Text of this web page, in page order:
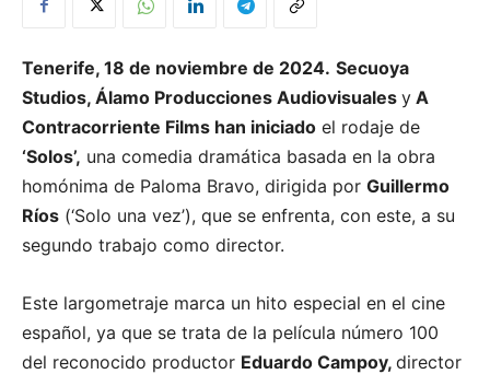
Tenerife, 18 de noviembre de 2024. Secuoya
Studios, Álamo Producciones Audiovisuales y A
Contracorriente Films han iniciado el rodaje de
‘Solos’, una comedia dramática basada en la obra
homónima de Paloma Bravo, dirigida por Guillermo
Ríos (‘Solo una vez’), que se enfrenta, con este, a su
segundo trabajo como director.
Este largometraje marca un hito especial en el cine
español, ya que se trata de la película número 100
del reconocido productor Eduardo Campoy, director